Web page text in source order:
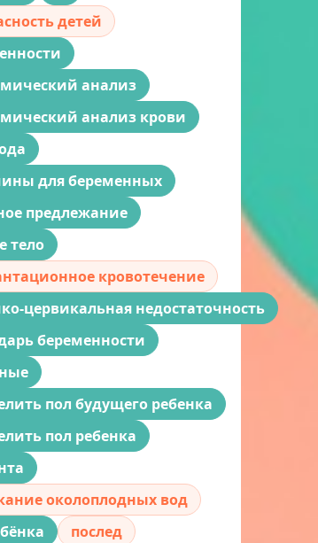
детей
анализ
анализ крови
для беременных
предлежание
тело
кровотечение
цервикальная недостаточность
беременности
пол будущего ребенка
пол ребенка
околоплодных вод
послед